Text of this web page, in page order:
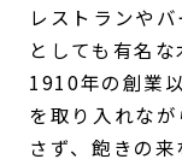
レストランや
としても有名な
1910年の創業
を取り入れな
さず、飽きの